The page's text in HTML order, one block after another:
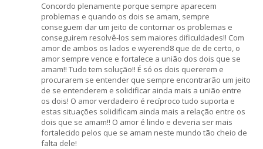
Concordo plenamente porque sempre aparecem
problemas e quando os dois se amam, sempre
conseguem dar um jeito de contornar os problemas e
conseguirem resolvê-los sem maiores dificuldades!! Com
amor de ambos os lados e wyerend8 que de de certo, o
amor sempre vence e fortalece a união dos dois que se
amam!! Tudo tem solução!! É só os dois quererem e
procurarem se entender que sempre encontrarão um jeito
de se entenderem e solidificar ainda mais a união entre
os dois! O amor verdadeiro é recíproco tudo suporta e
estas situações solidificam ainda mais a relação entre os
dois que se amam!! O amor é lindo e deveria ser mais
fortalecido pelos que se amam neste mundo tão cheio de
falta dele!